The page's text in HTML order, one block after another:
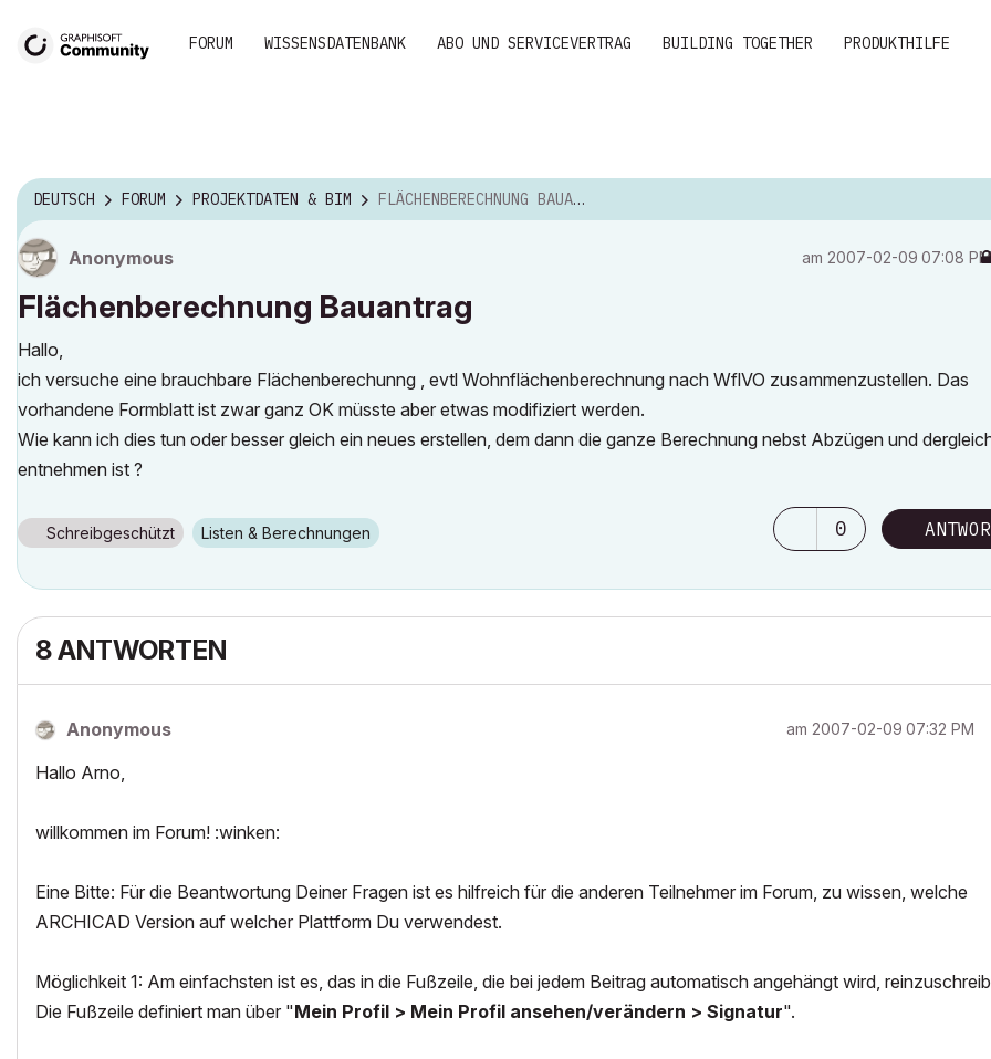
FORUM WISSENSDATENBANK ABO UND SERVICEVERTRAG BUILDING TOGETHER PRODUKTHILFE
DEUTSCH FORUM PROJEKTDATEN & BIM FLÄCHENBERECHNUNG BAUANTRAG
Anonymous am ‎2007-02-09 07:08 PM
Flächenberechnung Bauantrag
Hallo,
ich versuche eine brauchbare Flächenberechunng , evtl Wohnflächenberechnung nach WflVO zusammenzustellen. Das
vorhandene Formblatt ist zwar ganz OK müsste aber etwas modifiziert werden.
Wie kann ich dies tun oder besser gleich ein neues erstellen, dem dann die ganze Berechnung nebst Abzügen und
entnehmen ist ?
Schreibgeschützt Listen & Berechnungen 0
8 ANTWORTEN
Anonymous am ‎2007-02-09 07:32 PM
Hallo Arno,
willkommen im Forum! :winken:
Eine Bitte: Für die Beantwortung Deiner Fragen ist es hilfreich für die anderen Teilnehmer im Forum, zu wissen, welche
ARCHICAD Version auf welcher Plattform Du verwendest.
Möglichkeit 1: Am einfachsten ist es, das in die Fußzeile, die bei jedem Beitrag automatisch angehängt wird,
Die Fußzeile definiert man über "Mein Profil > Mein Profil ansehen/verändern > Signatur".